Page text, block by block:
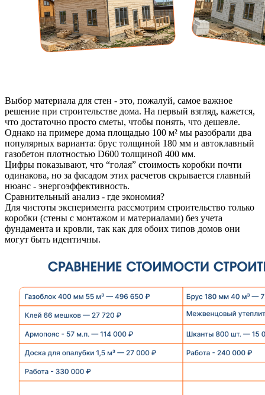
Выбор материала для стен - это, пожалуй, самое важное
решение при строительстве дома. На первый взгляд, кажется,
что достаточно просто сметы, чтобы понять, что дешевле.
Однако на примере дома площадью 100 м² мы разобрали два
популярных варианта: брус толщиной 180 мм и автоклавный
газобетон плотностью D600 толщиной 400 мм.
Цифры показывают, что “голая” стоимость коробки почти
одинакова, но за фасадом этих расчетов скрывается главный
нюанс - энергоэффективность.
Сравнительный анализ - где экономия?
Для чистоты эксперимента рассмотрим строительство только
коробки (стены с монтажом и материалами) без учета
фундамента и кровли, так как для обоих типов домов они
могут быть идентичны.